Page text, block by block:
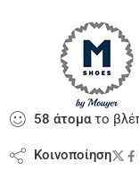
58 άτοματο
Κοινοποίηση